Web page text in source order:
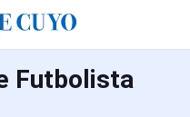
Futbolista